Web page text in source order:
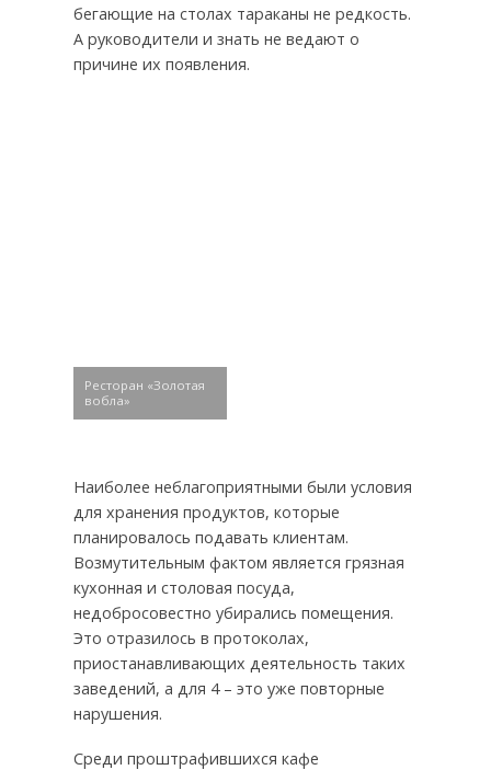
бегающие на столах тараканы не редкость.
А руководители и знать не ведают о
причине их появления.
Ресторан «Золотая
вобла»
Наиболее неблагоприятными были условия
для хранения продуктов, которые
планировалось подавать клиентам.
Возмутительным фактом является грязная
кухонная и столовая посуда,
недобросовестно убирались помещения.
Это отразилось в протоколах,
приостанавливающих деятельность таких
заведений, а для 4 – это уже повторные
нарушения.
Среди проштрафившихся кафе